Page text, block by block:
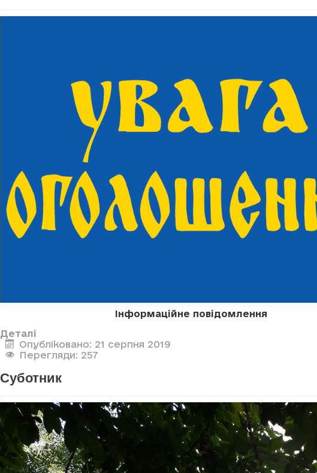
Інформаційне повідомлення
Деталі
Опубліковано: 21 серпня 2019
Перегляди: 257
Суботник